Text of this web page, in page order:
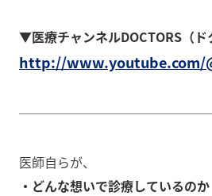
▼医療チャンネルDOCTORS（ド
http://www.youtube.com/
医師自らが、
・どんな想いで診療しているのか